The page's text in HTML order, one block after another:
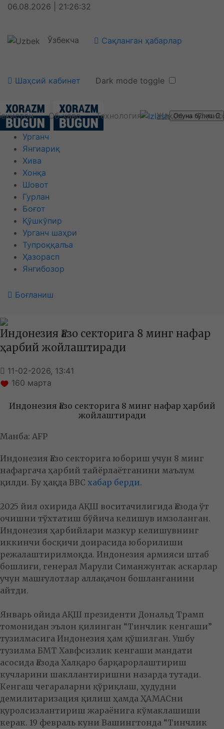
06.08.2026 | 21:26:33
Ўзбекча Сақланган ҳабарлар
Шаҳсий кабинет Dark mode toggle
Об-ҳаво Технология ЖаҳонОбуна бўлиш
Урганч
Янгиариқ
Хива
Хонқа
Шовот
Гурлан
Боғот
Қўшкўпир
Урганч шаҳри
Тупроққалъа
Ҳазорасп
Янгибозор
Боғланиш
Индонезия Ғазо секторига 8 минг нафар
ҳарбий жойлаштиради
11-02-2026, 13:41
160 марта
Индонезия Ғазо секторига 8 минг нафар ҳарбий
жойлаштиради
Манба: AFP
Индонезия Ғазо секторига юбориш учун 8 минг
нафаргача ҳарбий тайёрлаётганини маълум
қилди. Бу ҳақда BBC хабар берди.
2025 йил охирида АҚШ воситачилигида Ғазода ўт
очишни тўхтатиш бўйича келишув имзоланган.
Индонезия ҳарбийлари мазкур келишувнинг
иккинчи босқичи доирасида юборилиши
режалаштирилмоқда. Индонезия армияси штаб
бошлиғи, генерал Марули Симанжунтак аскарлар
учун машғулотлар аллақачон бошланганини
айтди.
Январь ойида АҚШ президенти Дональд Трамп
томонидан эълон қилинган “Тинчлик кенгаши”
тузилмасига Индонезия ҳам қўшилган. Ушбу
тузилма БМТ Хавфсизлик кенгаши мандати
асосида Ғазода Халқаро барқарорлаштириш
кучларини шакллантиришни назарда тутади.
Кенгаш чегараларни қўриқлаш, ҳудудни
демилитаризация қилиш ҳамда ҲАМАСни
қуролсизлантириш жараёнига кўмаклашиши
керак. 19 февраль куни Вашингтонда “Тинчлик